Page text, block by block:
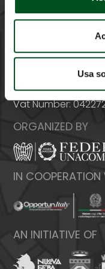
Usa
Italy - 00159 Roma
Web:
Vat Number:
ORGANIZED BY
IN COOPERATION
AN INITIATIVE OF